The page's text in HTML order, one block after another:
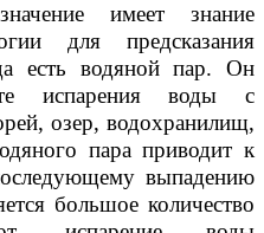
имеет знание
для предсказания
есть водяной пар. Он
испарения воды с
озер, водохранилищ,
пара приводит к
выпадению
большое количество